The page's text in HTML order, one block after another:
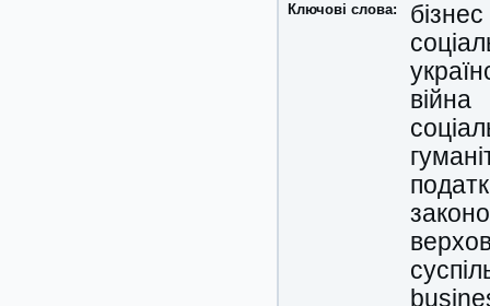
Ключові слова:
бізнес
війна